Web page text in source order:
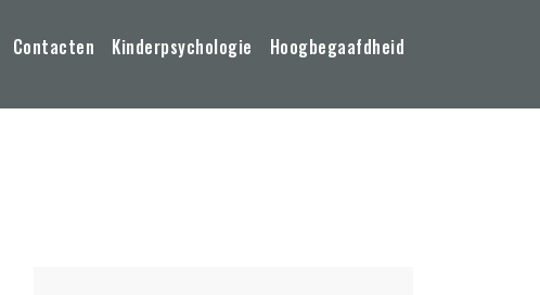
Contacten Kinderpsychologie Hoogbegaafdheid